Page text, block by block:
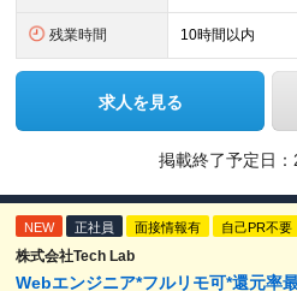
残業時間 10時間以内
求人を見る
掲載終了予定日：
NEW 正社員 面接情報有 自己PR不要
株式会社Tech Lab
Webエンジニア*フルリモ可*還元率